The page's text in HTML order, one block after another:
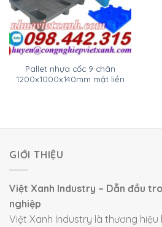
Pallet nhựa cốc 9 chân
1200x1000x140mm mặt liền
GIỚI THIỆU
Việt Xanh Industry – Dẫn đầu
nghiệp
Việt Xanh Industry là thương hiệu